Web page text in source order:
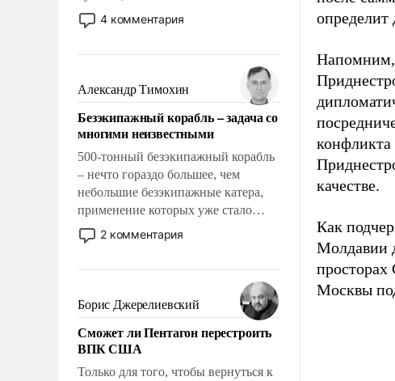
отменяя традиционное требование к
человеку – быть мужественным и
на себя ответственность, помогать
слабым, идти вперед и
адаптироваться.
4 комментария
Александр Тимохин
Безэкипажный корабль – задача со
многими неизвестными
500-тонный безэкипажный корабль
– нечто гораздо большее, чем
небольшие безэкипажные катера,
применение которых уже стало
обыденностью. Задача по созданию
такого корабля очень сложна и
реализация радикально поднимет
наши боевые возможности.
2 комментария
Борис Джерелиевский
Сможет ли Пентагон перестроить
ВПК США
Только для того, чтобы вернуться к
определит
Напомним,
конфликта
качестве.
Как
Молдавии
просторах
Москвы